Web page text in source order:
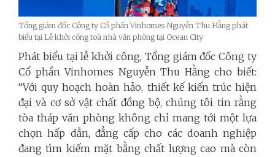
Tổng giám đốc Công ty Cổ phần Vinhomes Nguyễn Thu Hằng phát
biểu tại Lễ khởi công toà nhà văn phòng tại Ocean City
Phát biểu tại lễ khởi công, Tổng giám đốc Công ty
Cổ phần Vinhomes Nguyễn Thu Hằng cho biết:
“Với quy hoạch hoàn hảo, thiết kế kiến trúc hiện
đại và cơ sở vật chất đồng bộ, chúng tôi tin rằng
tòa tháp văn phòng không chỉ mang tới một lựa
chọn hấp dẫn, đẳng cấp cho các doanh nghiệp
đang tìm kiếm mặt bằng chất lượng cao mà còn